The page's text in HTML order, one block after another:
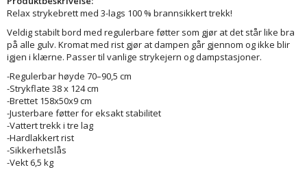
Relax strykebrett med 3-lags 100 % brannsikkert trekk!
Veldig stabilt bord med regulerbare føtter som gjør at det står like bra
på alle gulv. Kromat med rist gjør at dampen går gjennom og ikke blir
igjen i klærne. Passer til vanlige strykejern og dampstasjoner.
-Regulerbar høyde 70–90,5 cm
-Strykflate 38 x 124 cm
-Brettet 158x50x9 cm
-Justerbare føtter for eksakt stabilitet
-Vattert trekk i tre lag
-Hardlakkert rist
-Sikkerhetslås
-Vekt 6,5 kg